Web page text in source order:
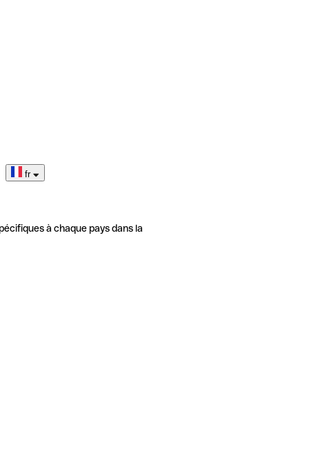
fr
à chaque pays dans la